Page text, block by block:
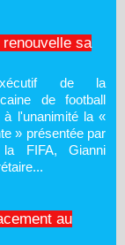
sa
de la
de football
à l'unanimité la «
» présentée par
FIFA, Gianni
au